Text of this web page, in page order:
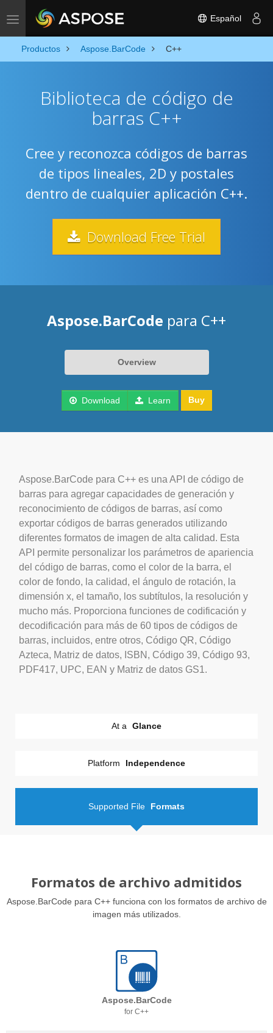
Toggle navigation Español
Productos Aspose.BarCode C++
Biblioteca de código de
barras C++
Cree y reconozca códigos de barras
de tipos lineales, 2D y postales
dentro de cualquier aplicación C++.
Download Free Trial
Aspose.BarCode para C++
Overview
Download Learn Buy
Aspose.BarCode para C++ es una API de código de
barras para agregar capacidades de generación y
reconocimiento de códigos de barras, así como
exportar códigos de barras generados utilizando
diferentes formatos de imagen de alta calidad. Esta
API permite personalizar los parámetros de apariencia
del código de barras, como el color de la barra, el
color de fondo, la calidad, el ángulo de rotación, la
dimensión x, el tamaño, los subtítulos, la resolución y
mucho más. Proporciona funciones de codificación y
decodificación para más de 60 tipos de códigos de
barras, incluidos, entre otros, Código QR, Código
Azteca, Matriz de datos, ISBN, Código 39, Código 93,
PDF417, UPC, EAN y Matriz de datos GS1.
At a Glance
Platform Independence
Supported File Formats
Formatos de archivo admitidos
Aspose.BarCode para C++ funciona con los formatos de archivo de
imagen más utilizados.
Aspose.BarCode
for C++